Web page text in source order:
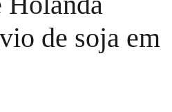
de soja em